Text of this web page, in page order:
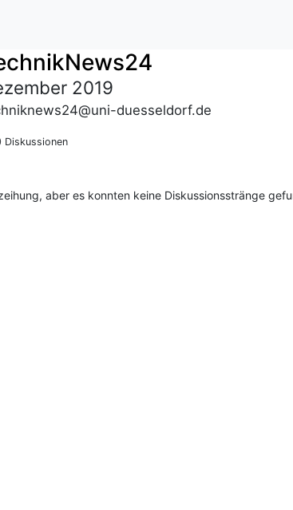
2019
duesseldorf.de
aber es konnten keine Diskussionsstränge